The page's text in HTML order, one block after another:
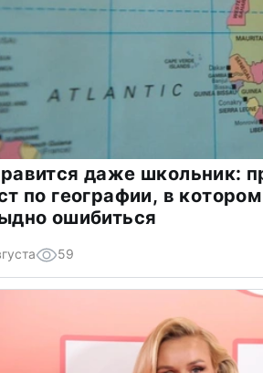
даже школьник:
по географии, в
ошибиться
59